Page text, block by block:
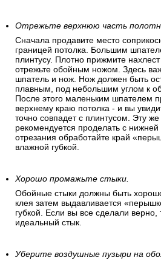
Отрежьте верхнюю часть
Сначала продавите место
границей потолка. Большим
плинтусу. Плотно прижмите
отрежьте обойным ножом. Здесь
шпатель и нож. Нож должен быть
плавным, под небольшим углом к
После этого маленьким шпателем
верхнему краю потолка - и вы
точно совпадет с плинтусом. Эту
рекомендуется проделать с
отрезания обработайте край
влажной губкой.
Хорошо промажьте стыки.
Обойные стыки должны быть
клея затем выдавливается
губкой. Если вы все сделали верно,
идеальный стык.
Уберите воздушные пузыри на